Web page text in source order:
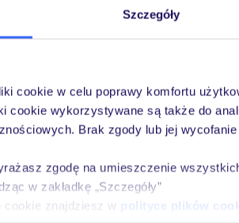
Szczegóły
cookie w celu poprawy komfortu
cookie wykorzystywane są także do
Brak zgody lub jej
zgodę na umieszczenie
w zakładkę „Szczegóły”
cookie znajdziesz w polityce plików